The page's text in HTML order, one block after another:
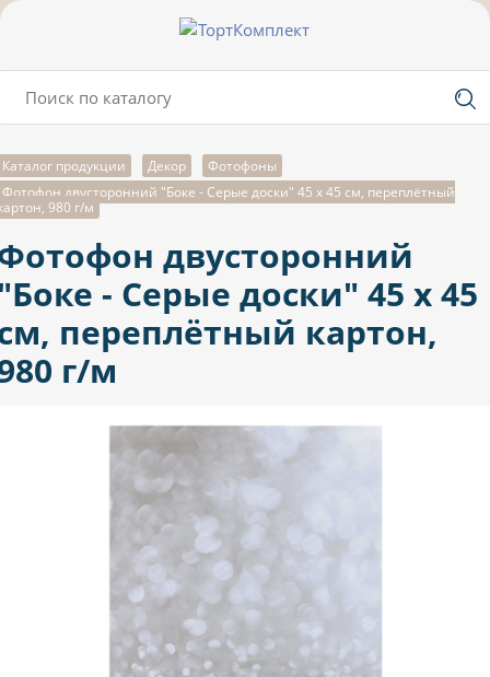
Каталог продукции Декор
Фотофоны
Фотофон двусторонний "Боке - Серые доски" 45 х 45 см, переплётный
980 г/м
двусторонний
- Серые доски" 45 х 45
переплётный картон,
г/м